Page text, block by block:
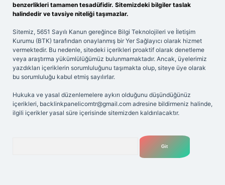
benzerlikleri tamamen tesadüfidir. Sitemizdeki bilgiler taslak
halindedir ve tavsiye niteliği taşımazlar.
Sitemiz, 5651 Sayılı Kanun gereğince Bilgi Teknolojileri ve İletişim
Kurumu (BTK) tarafından onaylanmış bir Yer Sağlayıcı olarak hizmet
vermektedir. Bu nedenle, sitedeki içerikleri proaktif olarak denetleme
veya araştırma yükümlülüğümüz bulunmamaktadır. Ancak, üyelerimiz
yazdıkları içeriklerin sorumluluğunu taşımakta olup, siteye üye olarak
bu sorumluluğu kabul etmiş sayılırlar.
Hukuka ve yasal düzenlemelere aykırı olduğunu düşündüğünüz
içerikleri, backlinkpanelicomtr@gmail.com adresine bildirmeniz halinde,
ilgili içerikler yasal süre içerisinde sitemizden kaldırılacaktır.